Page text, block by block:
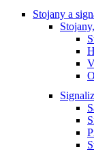
Stojany a